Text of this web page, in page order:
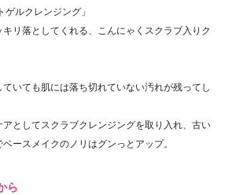
ルクレンジング」
リ落としてくれる、こんにゃくスクラブ入りク
いても肌には落ち切れていない汚れが残ってし
としてスクラブクレンジングを取り入れ、古い
ースメイクのノリはグンっとアップ。
ら